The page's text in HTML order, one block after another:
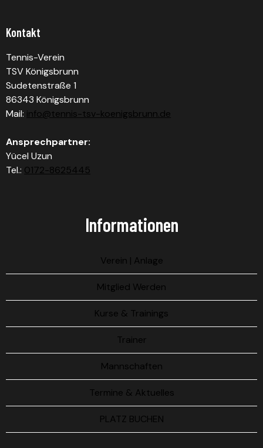
Kontakt
Tennis-Verein
TSV Königsbrunn
Sudetenstraße 1
86343 Königsbrunn
Mail: info@tennis-tsv-koenigsbrunn.de
Ansprechpartner:
Yücel Uzun
Tel.: 0172-8625445
Informationen
Verein | Anlage
Mitglied Werden
Kurse & Trainings
Trainer
Mannschaften
Termine & Aktuelles
PLATZ BUCHEN